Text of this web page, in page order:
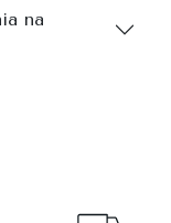
na